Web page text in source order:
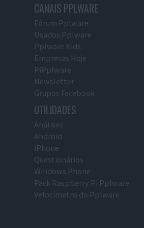
CANAIS PPLWARE
Fórum Pplware
Usados Pplware
Pplware Kids
Empresas Hoje
PiPplware
Newsletter
Grupos Facebook
UTILIDADES
Análises
Android
iPhone
Questionários
Windows Phone
Pack Raspberry Pi Pplware
Velocímetro do Pplware